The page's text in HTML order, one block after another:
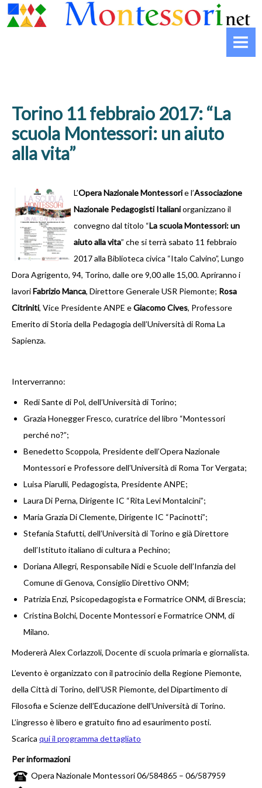
HOME
La striscia del Montessori
INFANZIA
La Casa dei Bambini
La scuola primaria
ADOLESCENZA
L’adolescente Montessori
Le scuole olandesi
MONTESSORI E ...
Natura e ambiente
LINK
NEWS
Torino 11 febbraio 2017: “La
scuola Montessori: un aiuto
alla vita”
L’Opera Nazionale Montessorie l’Associazione
Nazionale Pedagogisti Italianiorganizzano il
convegno dal titolo “La scuola Montessori: un
aiuto alla vita” che si terrà sabato 11 febbraio
2017 alla Biblioteca civica “Italo Calvino”, Lungo
Dora Agrigento, 94, Torino, dalle ore 9,00 alle 15,00. Apriranno i
lavoriFabrizio Manca, Direttore Generale USR Piemonte; Rosa
Citriniti, Vice Presidente ANPE eGiacomo Cives, Professore
Emerito di Storia della Pedagogia dell’Università di Roma La
Sapienza.
Interverranno:
Redi Sante di Pol, dell’Università di Torino;
Grazia Honegger Fresco, curatrice del libro “Montessori
perché no?”;
Benedetto Scoppola, Presidente dell’Opera Nazionale
Montessori e Professore dell’Università di Roma Tor Vergata;
Luisa Piarulli, Pedagogista, Presidente ANPE;
Laura Di Perna, Dirigente IC “Rita Levi Montalcini”;
Maria Grazia Di Clemente, Dirigente IC “Pacinotti”;
Stefania Stafutti, dell’Università di Torino e già Direttore
dell’Istituto italiano di cultura a Pechino;
Doriana Allegri, Responsabile Nidi e Scuole dell’Infanzia del
Comune di Genova, Consiglio Direttivo ONM;
Patrizia Enzi, Psicopedagogista e Formatrice ONM, di Brescia;
Cristina Bolchi, Docente Montessori e Formatrice ONM, di
Milano.
Modererà Alex Corlazzoli, Docente di scuola primaria e giornalista.
L’evento è organizzato con il patrocinio della Regione Piemonte,
della Città di Torino, dell’USR Piemonte, del Dipartimento di
Filosofia e Scienze dell’Educazione dell’Università di Torino.
L’ingresso è libero e gratuito fino ad esaurimento posti.
Scaricaqui il programma dettagliato
Per informazioni
Opera Nazionale Montessori 06/584865 – 06/587959